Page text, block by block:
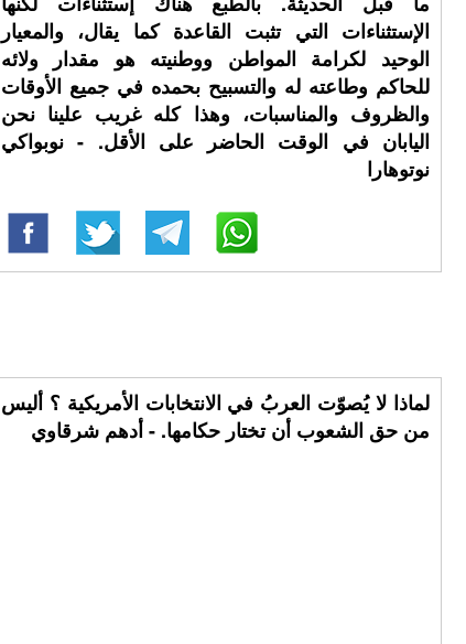
الإستثناءات التي تثبت القاعدة كما يقال، والمعيار
الوحيد لكرامة المواطن ووطنيته هو مقدار ولائه
للحاكم وطاعته له والتسبيح بحمده في جميع الأوقات
والظروف والمناسبات، وهذا كله غريب علينا نحن
اليابان في الوقت الحاضر على الأقل. - نوبواكي
نوتوهارا
لماذا لا يُصوّت العربُ في الانتخابات الأمريكية ؟ أليس
من حق الشعوب أن تختار حكامها. - أدهم شرقاوي